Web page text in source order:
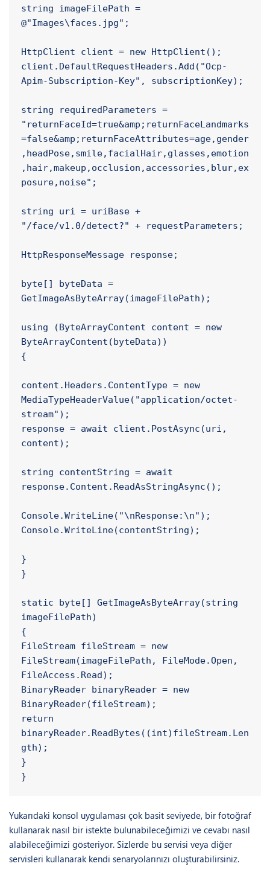
static void Main()
string imageFilePath =
@"Images\faces.jpg";
client.DefaultRequestHeaders.Add("Ocp-
Apim-Subscription-Key", subscriptionKey);
string requiredParameters =
"returnFaceId=true&amp;returnFaceLandmarks
=false&amp;returnFaceAttributes=age,gender
,hair,makeup,occlusion,accessories,blur,ex
posure,noise";
string uri = uriBase +
HttpResponseMessage response;
byte[] byteData =
GetImageAsByteArray(imageFilePath);
ByteArrayContent(byteData))
{
content.Headers.ContentType = new
MediaTypeHeaderValue("application/octet-
response = await client.PostAsync(uri,
content);
string contentString = await
response.Content.ReadAsStringAsync();
Console.WriteLine("\nResponse:\n");
Console.WriteLine(contentString);
}
}
static byte[] GetImageAsByteArray(string
imageFilePath)
{
FileStream fileStream = new
FileStream(imageFilePath, FileMode.Open,
FileAccess.Read);
BinaryReader binaryReader = new
BinaryReader(fileStream);
return
binaryReader.ReadBytes((int)fileStream.Len
}
Yukarıdaki konsol uygulaması çok basit seviyede, bir fotoğraf